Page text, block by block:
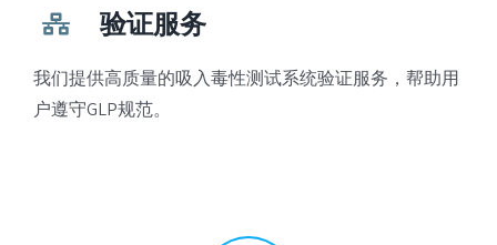
验证服务
我们提供高质量的吸入毒性测试系统验证服务，帮助用
户遵守GLP规范。